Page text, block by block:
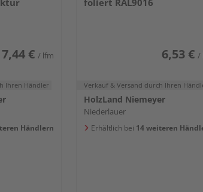
7,44 € / lfm
Ihren Händler
Händlern
6,53 € /
Verkauf & Versand durch Ihren
HolzLand Niemeyer
Niederlauer
Erhältlich bei 14 weiteren